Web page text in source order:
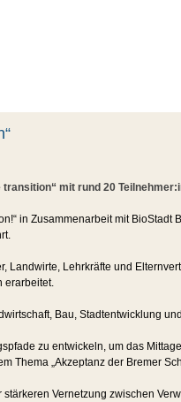
mit rund 20
in Zusammenarbeit mit BioStadt
Landwirte, Lehrkräfte und
erarbeitet.
Bau, Stadtentwicklung
zu entwickeln, um das
Thema „Akzeptanz der Bremer
Vernetzung zwischen